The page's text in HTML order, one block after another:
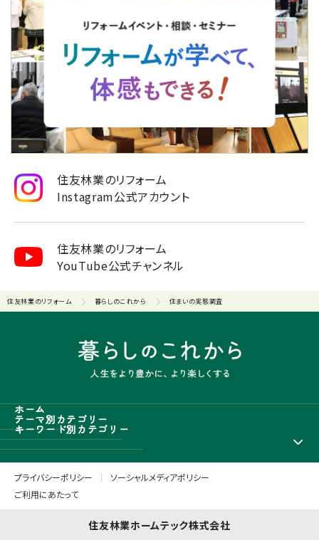
住友林業のリフォーム
YouTube公式チャンネル
住友林業のリフォーム
Instagram公式アカウント
住友林業のリフォーム 暮らしのこれから 住まいの実態調査
ホーム
テーマ別カテゴリー
キーワード別カテゴリー
プライバシーポリシー
ソーシャルメディアポリシー
ご利用にあたって
住友林業ホームテック株式会社